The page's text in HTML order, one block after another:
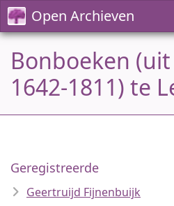
Open Archieven
Bonboeken
1642-1811) te
Geregistreerde
Geertruijd Fijnenbuijk